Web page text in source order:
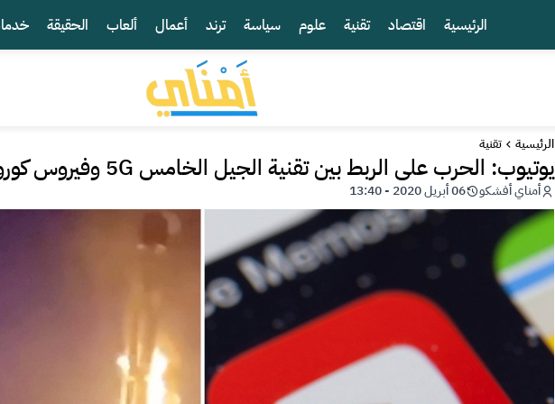
الرئيسية اقتصاد تقنية علوم سياسة ترند أعمال ألعاب الحقيقة
الرئيسية تقنية
يوتيوب: الحرب على الربط بين تقنية الجيل الخامس 5G وفيروس كورونا
أمناي أفشكو 06 أبريل 2020 - 13:40